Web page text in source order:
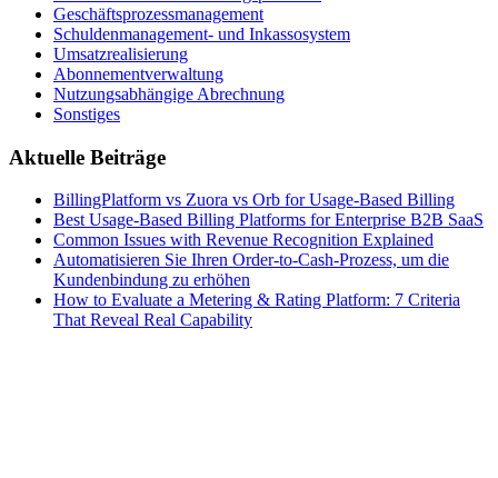
Geschäftsprozessmanagement
Schuldenmanagement- und Inkassosystem
Umsatzrealisierung
Abonnementverwaltung
Nutzungsabhängige Abrechnung
Sonstiges
Aktuelle Beiträge
BillingPlatform vs Zuora vs Orb for Usage-Based Billing
Best Usage-Based Billing Platforms for Enterprise B2B SaaS
Common Issues with Revenue Recognition Explained
Automatisieren Sie Ihren Order-to-Cash-Prozess, um die
Kundenbindung zu erhöhen
How to Evaluate a Metering & Rating Platform: 7 Criteria
That Reveal Real Capability